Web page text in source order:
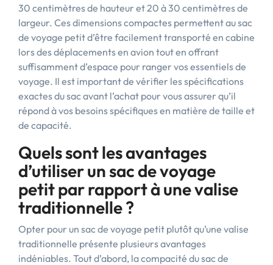
30 centimètres de hauteur et 20 à 30 centimètres de
largeur. Ces dimensions compactes permettent au sac
de voyage petit d’être facilement transporté en cabine
lors des déplacements en avion tout en offrant
suffisamment d’espace pour ranger vos essentiels de
voyage. Il est important de vérifier les spécifications
exactes du sac avant l’achat pour vous assurer qu’il
répond à vos besoins spécifiques en matière de taille et
de capacité.
Quels sont les avantages
d’utiliser un sac de voyage
petit par rapport à une valise
traditionnelle ?
Opter pour un sac de voyage petit plutôt qu’une valise
traditionnelle présente plusieurs avantages
indéniables. Tout d’abord, la compacité du sac de